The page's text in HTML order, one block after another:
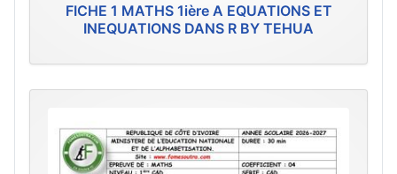
FICHE 1 MATHS 1ière A EQUATIONS ET
INEQUATIONS DANS R BY TEHUA